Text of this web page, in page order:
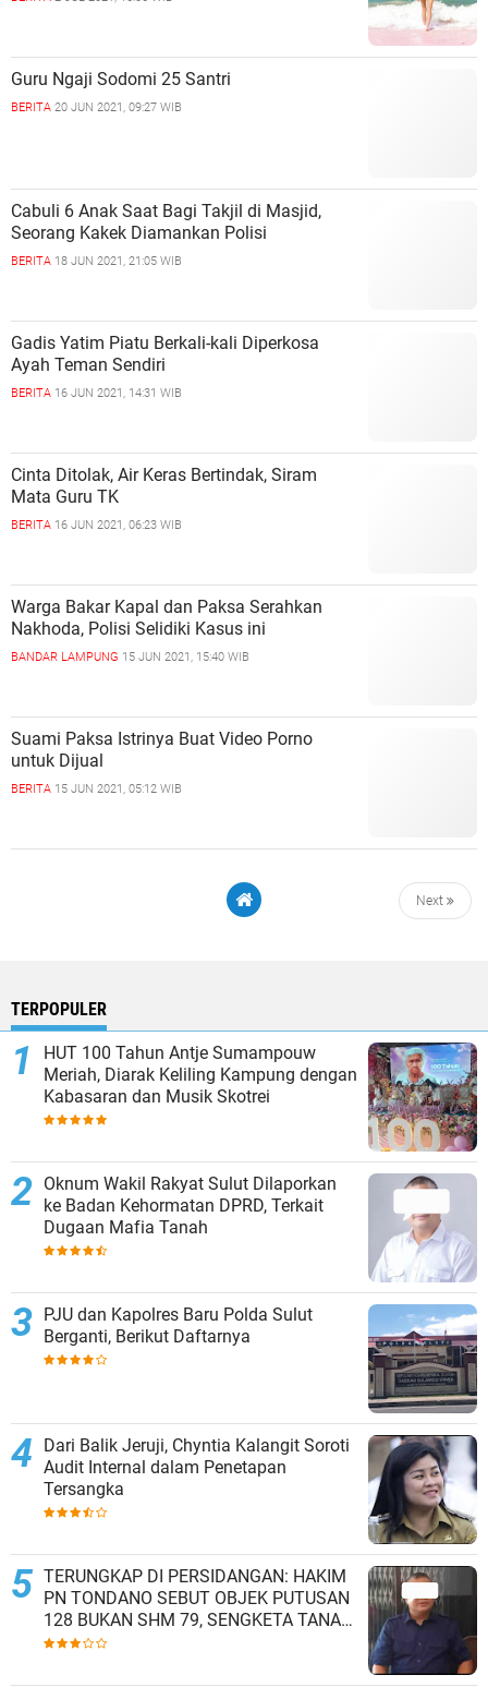
Guru Ngaji Sodomi 25 Santri
BERITA 20 JUN 2021, 09:27 WIB
Cabuli 6 Anak Saat Bagi Takjil di Masjid,
Seorang Kakek Diamankan Polisi
BERITA 18 JUN 2021, 21:05 WIB
Gadis Yatim Piatu Berkali-kali Diperkosa
Ayah Teman Sendiri
BERITA 16 JUN 2021, 14:31 WIB
Cinta Ditolak, Air Keras Bertindak, Siram
Mata Guru TK
BERITA 16 JUN 2021, 06:23 WIB
Warga Bakar Kapal dan Paksa Serahkan
Nakhoda, Polisi Selidiki Kasus ini
BANDAR LAMPUNG 15 JUN 2021, 15:40 WIB
Suami Paksa Istrinya Buat Video Porno
untuk Dijual
BERITA 15 JUN 2021, 05:12 WIB
Next
TERPOPULER
HUT 100 Tahun Antje Sumampouw
Meriah, Diarak Keliling Kampung dengan
Kabasaran dan Musik Skotrei
Oknum Wakil Rakyat Sulut Dilaporkan
ke Badan Kehormatan DPRD, Terkait
Dugaan Mafia Tanah
PJU dan Kapolres Baru Polda Sulut
Berganti, Berikut Daftarnya
Dari Balik Jeruji, Chyntia Kalangit Soroti
Audit Internal dalam Penetapan
Tersangka
TERUNGKAP DI PERSIDANGAN: HAKIM
PN TONDANO SEBUT OBJEK PUTUSAN
128 BUKAN SHM 79, SENGKETA TANAH
MINAHASA BERLANJUT KE TINGKAT